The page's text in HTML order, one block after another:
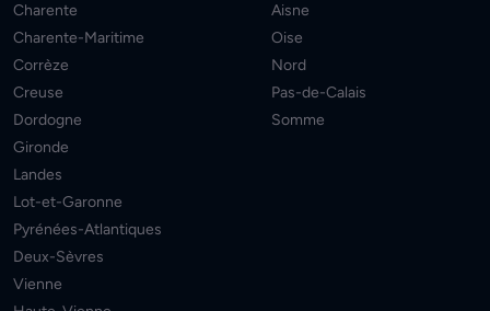
Charente
Charente-Maritime
Corrèze
Creuse
Dordogne
Gironde
Landes
Lot-et-Garonne
Pyrénées-Atlantiques
Deux-Sèvres
Vienne
Aisne
Oise
Nord
Pas-de-Calais
Somme